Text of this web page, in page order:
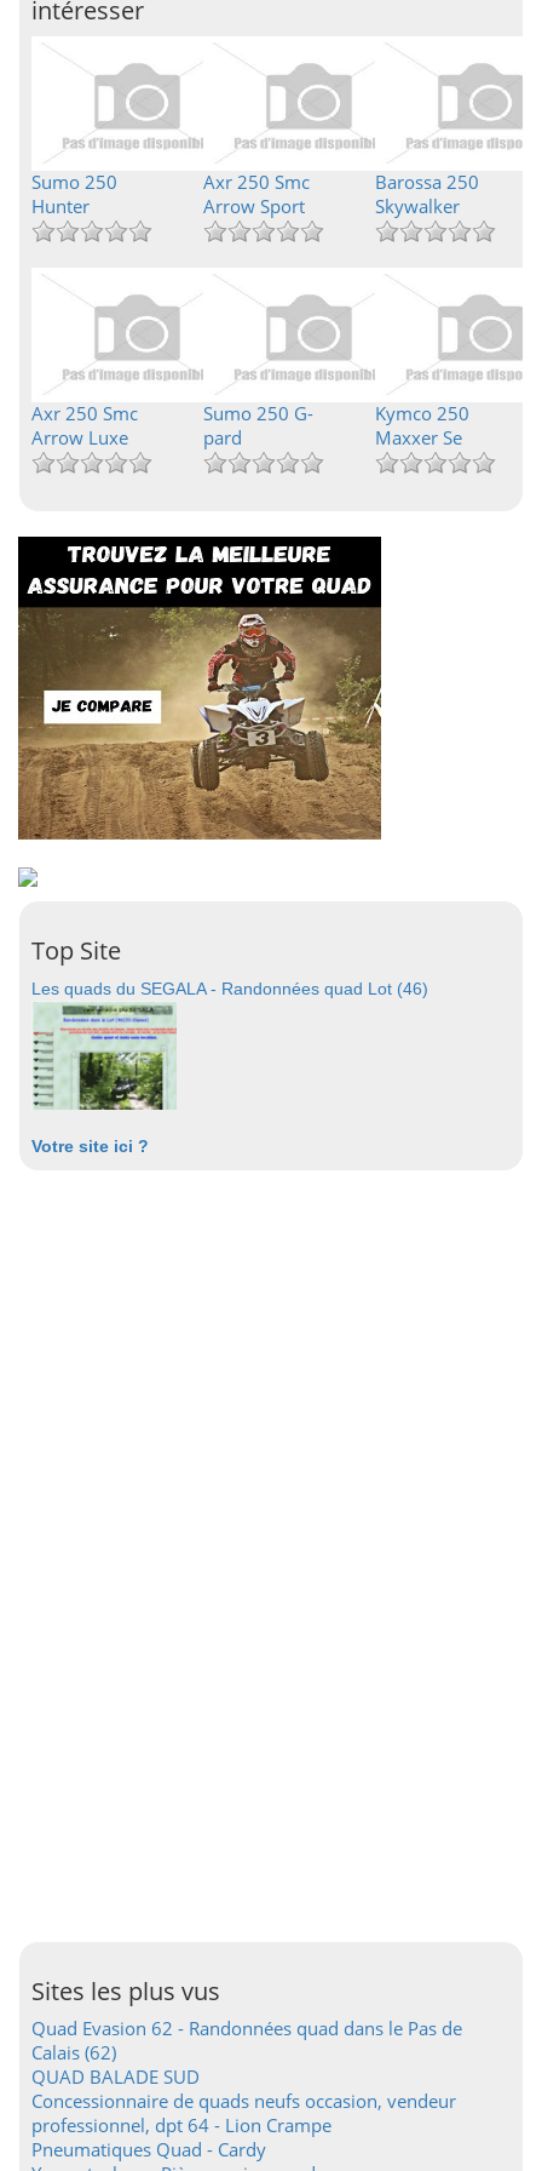
intéresser
Sumo 250
Hunter
Axr 250 Smc
Arrow Sport
Barossa 250
Skywalker
Axr 250 Smc
Arrow Luxe
Sumo 250 G-
pard
Kymco 250
Maxxer Se
Top Site
Les quads du SEGALA - Randonnées quad Lot (46)
Votre site ici ?
Sites les plus vus
Quad Evasion 62 - Randonnées quad dans le Pas de
Calais (62)
QUAD BALADE SUD
Concessionnaire de quads neufs occasion, vendeur
professionnel, dpt 64 - Lion Crampe
Pneumatiques Quad - Cardy